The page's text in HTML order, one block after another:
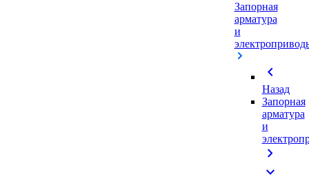
Запорная
арматура
и
chevron_left
Назад
Запорная
арматура
и
chevron_right
expand_more